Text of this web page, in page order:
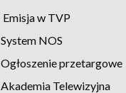
Emisja w TVP
System NOS
Ogłoszenie przetargowe
Akademia Telewizyjna